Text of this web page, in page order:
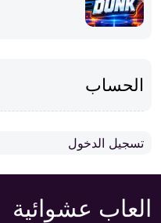
الحساب
تسجيل الدخول
العاب عشوائية